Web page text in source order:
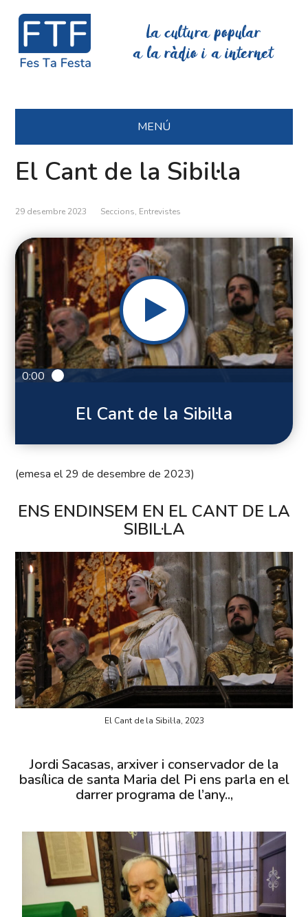
La cultura popular
a la ràdio i a internet
MENÚ
El Cant de la Sibil·la
29 desembre 2023 Seccions, Entrevistes
0:00
El Cant de la Sibil·la
(emesa el 29 de desembre de 2023)
ENS ENDINSEM EN EL CANT DE LA
SIBIL·LA
El Cant de la Sibil·la, 2023
Jordi Sacasas, arxiver i conservador de la
basílica de santa Maria del Pi ens parla en el
darrer programa de l’any..,